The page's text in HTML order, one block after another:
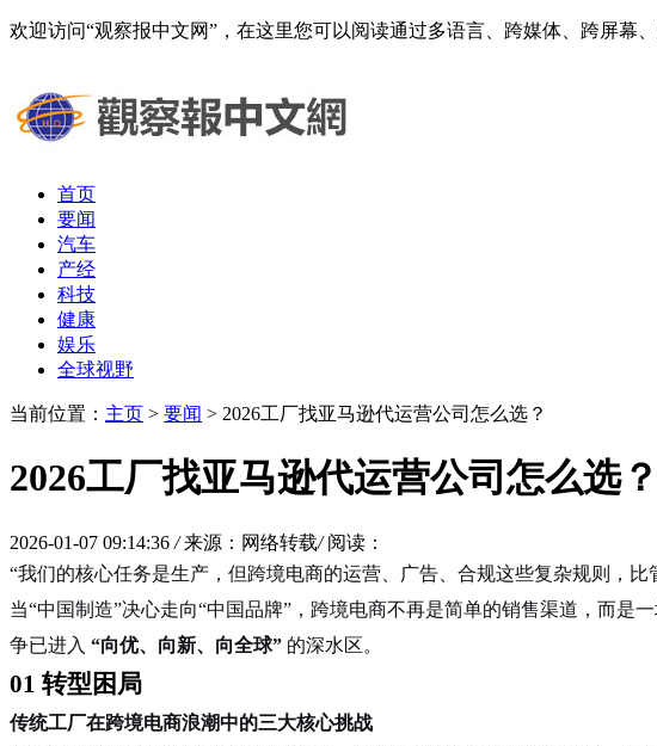
欢迎访问“观察报中文网”，在这里您可以阅读通过多语言、跨媒体、跨屏幕
首页
要闻
汽车
产经
科技
健康
娱乐
全球视野
当前位置： 主页 > 要闻 > 2026工厂找亚马逊代运营公司怎么选？
2026工厂找亚马逊代运营公司怎么选？
2026-01-07 09:14:36 / 来源：网络转载/ 阅读：
“我们的核心任务是生产，但跨境电商的运营、广告、合规这些复杂规则，
当“中国制造”决心走向“中国品牌”，跨境电商不再是简单的销售渠道，而
争已进入 “向优、向新、向全球” 的深水区。
01 转型困局
传统工厂在跨境电商浪潮中的三大核心挑战